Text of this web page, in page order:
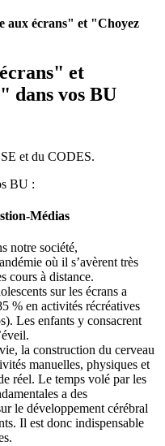
aux écrans" et "Choyez
et
dans vos BU
et du CODES.
BU :
Médias
notre société,
où il s’avèrent très
cours à distance.
sur les écrans a
% en activités récréatives
Les enfants y consacrent
la construction du cerveau
manuelles, physiques et
réel. Le temps volé par les
a des
le développement cérébral
Il est donc indispensable